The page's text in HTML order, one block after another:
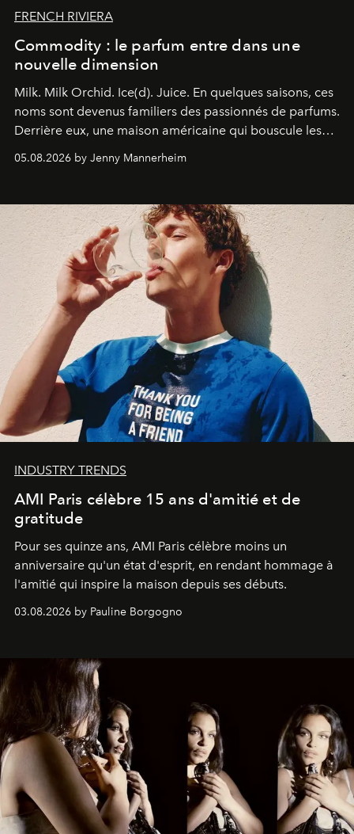
FRENCH RIVIERA
Commodity : le parfum entre dans une
nouvelle dimension
Milk. Milk Orchid. Ice(d). Juice. En quelques saisons, ces
noms sont devenus familiers des passionnés de parfums.
Derrière eux, une maison américaine qui bouscule les
codes de la parfumerie contemporaine en proposant
une approche aussi intuitive que personnelle :
05.08.2026 by Jenny Mannerheim
INDUSTRY TRENDS
AMI Paris célèbre 15 ans d'amitié et de
gratitude
Pour ses quinze ans, AMI Paris célèbre moins un
anniversaire qu'un état d'esprit, en rendant hommage à
l'amitié qui inspire la maison depuis ses débuts.
03.08.2026 by Pauline Borgogno